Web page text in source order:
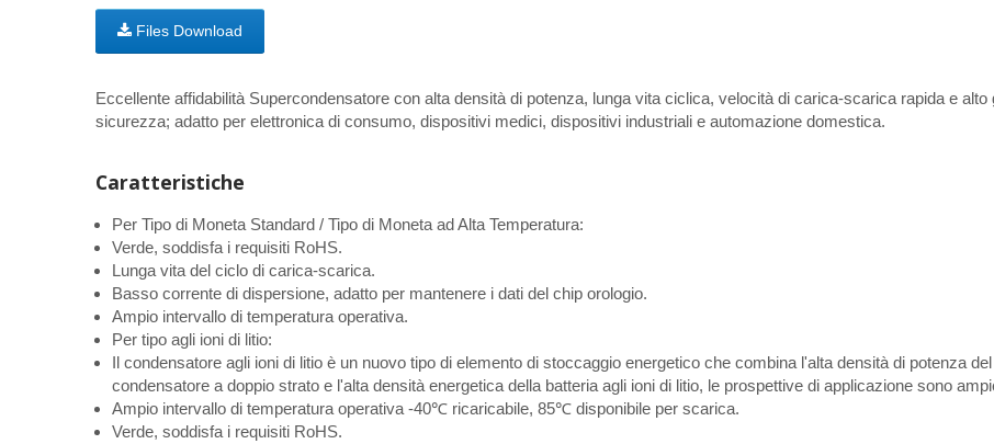
Files Download
Eccellente affidabilità Supercondensatore con alta densità di potenza, lunga vita ciclica, velocità di carica-scarica rapida e alto
sicurezza; adatto per elettronica di consumo, dispositivi medici, dispositivi industriali e automazione domestica.
Caratteristiche
Per Tipo di Moneta Standard / Tipo di Moneta ad Alta Temperatura:
Verde, soddisfa i requisiti RoHS.
Lunga vita del ciclo di carica-scarica.
Basso corrente di dispersione, adatto per mantenere i dati del chip orologio.
Ampio intervallo di temperatura operativa.
Per tipo agli ioni di litio:
Il condensatore agli ioni di litio è un nuovo tipo di elemento di stoccaggio energetico che combina l'alta densità di potenza del
condensatore a doppio strato e l'alta densità energetica della batteria agli ioni di litio, le prospettive di applicazione sono
Ampio intervallo di temperatura operativa -40℃ ricaricabile, 85℃ disponibile per scarica.
Verde, soddisfa i requisiti RoHS.